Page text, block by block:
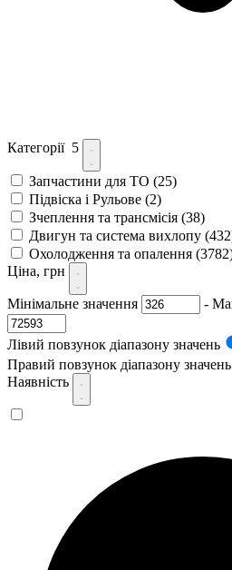
Категорії 5
Запчастини для ТО (25)
Підвіска і Рульове (2)
Зчеплення та трансмісія (38)
Двигун та система вихлопу
Охолодження та опалення
Ціна, грн
Мінімальне значення -
Лівий повзунок діапазону значень
Правий повзунок діапазону значень
Наявність